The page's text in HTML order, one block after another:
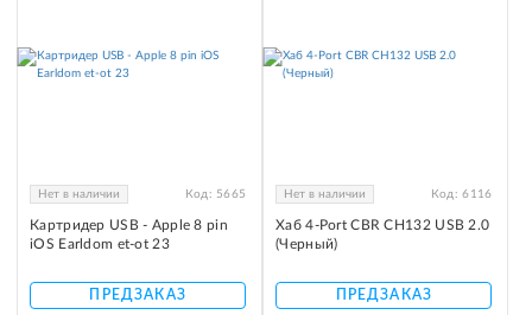
Нет в наличии Код: 5665
Картридер USB - Apple 8 pin
iOS Earldom et-ot 23
ПРЕДЗАКАЗ
Нет в наличии Код: 6116
Хаб 4-Port CBR CH132 USB 2.0
(Черный)
ПРЕДЗАКАЗ